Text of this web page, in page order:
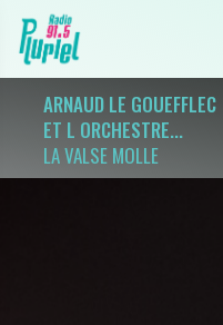
ARNAUD LE GOUEFFLEC
ET L ORCHESTRE...
LA VALSE MOLLE